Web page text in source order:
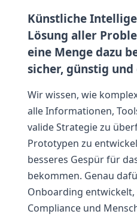
Künstliche
Lösung aller
eine Menge dazu
sicher, günstig
Wir wissen, wie
alle Informationen,
valide Strategie zu
Prototypen zu
besseres Gespür für
bekommen. Genau
Onboarding
Compliance und